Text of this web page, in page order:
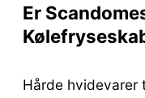
Er
Hårde hvidevarer